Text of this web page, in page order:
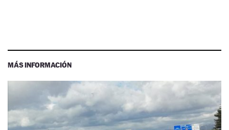
MÁS INFORMACIÓN